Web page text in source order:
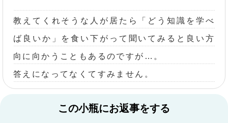
教えてくれそうな人が居たら「どう知識を学べ
ば良いか」を食い下がって聞いてみると良い方
向に向かうこともあるのですが…。
答えになってなくてすみません。
この小瓶にお返事をする